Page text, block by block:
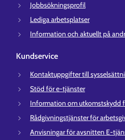
Jobbsökningsprofil
Lediga arbetsplatser
Information och aktuellt på
Kundservice
Kontaktuppgifter till
Stöd för e-tjänster
Information om utkomstskydd
Rådgivningstjänster för
Anvisningar för avsnitten E-